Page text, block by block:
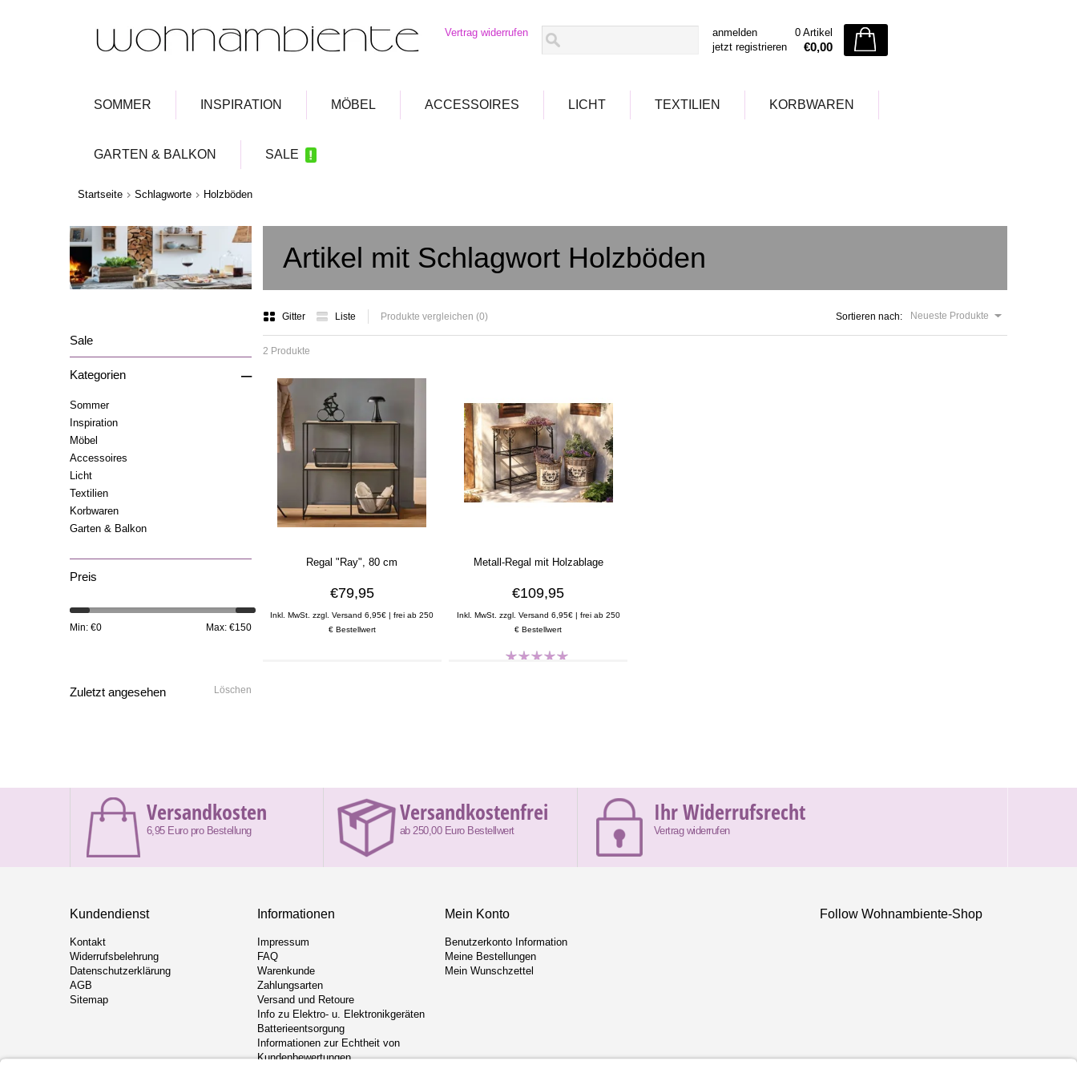
Vertrag widerrufen
anmelden
jetzt registrieren
0 Artikel
€0,00
SOMMER INSPIRATION MÖBEL ACCESSOIRES LICHT TEXTILIEN KORBWAREN
GARTEN & BALKON SALE
Startseite Schlagworte Holzböden
Artikel mit Schlagwort Holzböden
Gitter Liste Produkte vergleichen (0) Sortieren nach: Neueste Produkte
2 Produkte
Regal "Ray", 80 cm
€79,95
Inkl. MwSt. zzgl. Versand 6,95€ | frei ab 250
€ Bestellwert
Metall-Regal mit Holzablage
€109,95
Inkl. MwSt. zzgl. Versand 6,95€ | frei ab 250
€ Bestellwert
Sale
Kategorien –
Sommer
Inspiration
Möbel
Accessoires
Licht
Textilien
Korbwaren
Garten & Balkon
Preis
Min: €0 Max: €150
Zuletzt angesehen Löschen
Versandkosten
6,95 Euro pro Bestellung
Versandkostenfrei
ab 250,00 Euro Bestellwert
Ihr Widerrufsrecht
Vertrag widerrufen
Kundendienst
Kontakt
Widerrufsbelehrung
Datenschutzerklärung
AGB
Sitemap
Informationen
Impressum
FAQ
Warenkunde
Zahlungsarten
Versand und Retoure
Info zu Elektro- u. Elektronikgeräten
Batterieentsorgung
Informationen zur Echtheit von
Kundenbewertungen
Mein Konto
Benutzerkonto Information
Meine Bestellungen
Mein Wunschzettel
Follow Wohnambiente-Shop